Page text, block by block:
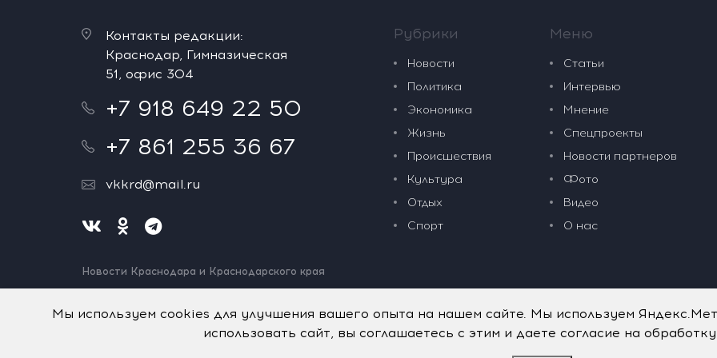
Контакты редакции:
Краснодар, Гимназическая
51, офис 304
+7 918 649 22 50
+7 861 255 36 67
vkkrd@mail.ru
Новости Краснодара и Краснодарского края
Нашли ошибку? Выделите и нажмите Ctrl+Enter.
Рубрики
Новости
Политика
Экономика
Жизнь
Происшествия
Культура
Отдых
Спорт
Меню
Статьи
Интервью
Мнение
Спецпроекты
Новости партнеров
Фото
Видео
О нас
Мы используем cookies для улучшения вашего опыта на нашем сайте. Мы используем
использовать сайт, вы соглашаетесь с этим и даете согласие на